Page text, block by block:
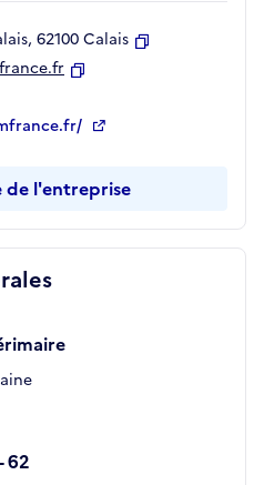
62
62100 Calais
de l'entreprise